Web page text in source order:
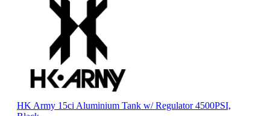
HK Army 15ci Aluminium Tank w/ Regulator 4500PSI,